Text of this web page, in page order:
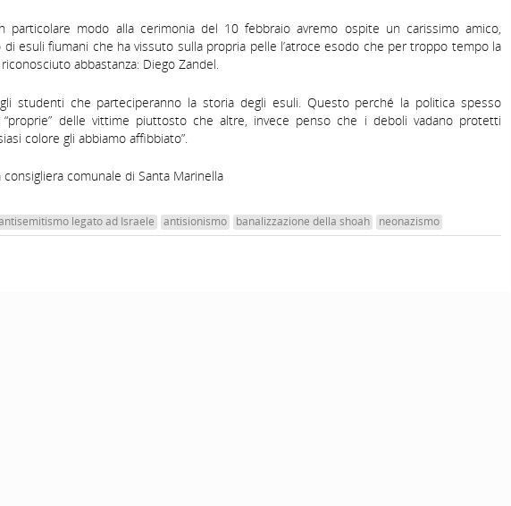
particolare modo alla cerimonia del 10 febbraio avremo ospite un carissimo amico,
esuli fiumani che ha vissuto sulla propria pelle l’atroce esodo che per troppo tempo la
abbastanza: Diego Zandel.
studenti che parteciperanno la storia degli esuli. Questo perché la politica spesso
delle vittime piuttosto che altre, invece penso che i deboli vadano protetti
colore gli abbiamo affibbiato”.
consigliera comunale di Santa Marinella
legato ad Israele antisionismo banalizzazione della shoah neonazismo